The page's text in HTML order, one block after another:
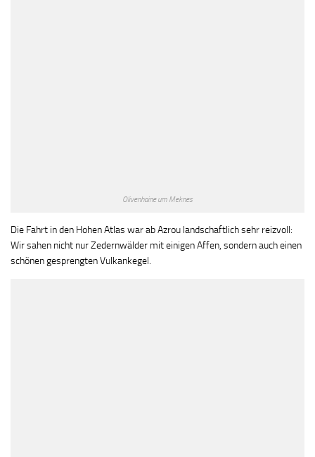
Olivenhaine um Meknes
Die Fahrt in den Hohen Atlas war ab Azrou landschaftlich sehr reizvoll:
Wir sahen nicht nur Zedernwälder mit einigen Affen, sondern auch einen
schönen gesprengten Vulkankegel.